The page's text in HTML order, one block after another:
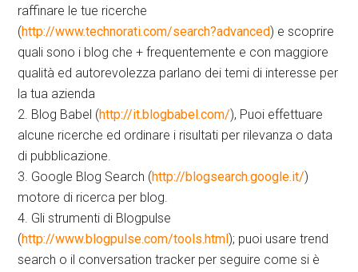
raffinare le tue ricerche
(http://www.technorati.com/search?advanced) e scoprire
quali sono i blog che + frequentemente e con maggiore
qualità ed autorevolezza parlano dei temi di interesse per
la tua azienda
2. Blog Babel (http://it.blogbabel.com/), Puoi effettuare
alcune ricerche ed ordinare i risultati per rilevanza o data
di pubblicazione.
3. Google Blog Search (http://blogsearch.google.it/)
motore di ricerca per blog.
4. Gli strumenti di Blogpulse
(http://www.blogpulse.com/tools.html ); puoi usare trend
search o il conversation tracker per seguire come si è